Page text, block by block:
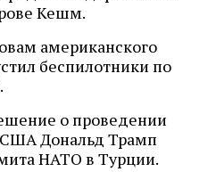
Кешм.
американского
беспилотники по
о проведении
Дональд Трамп
НАТО в Турции.